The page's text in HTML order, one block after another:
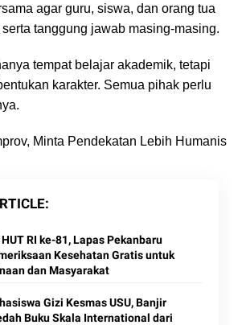
agar guru, siswa, dan orang tua
tanggung jawab masing-masing.
tempat belajar akademik, tetapi
karakter. Semua pihak perlu
Minta Pendekatan Lebih Humanis
RI ke-81, Lapas Pekanbaru
Kesehatan Gratis untuk
dan Masyarakat
Gizi Kesmas USU, Banjir
Buku Skala International dari